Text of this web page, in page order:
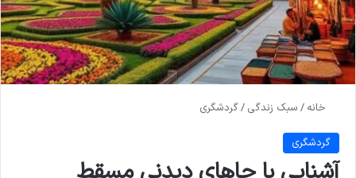
خانه / سبک زندگی /گردشگری
گردشگری